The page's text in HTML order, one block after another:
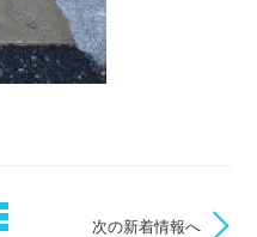
次の新着情報へ